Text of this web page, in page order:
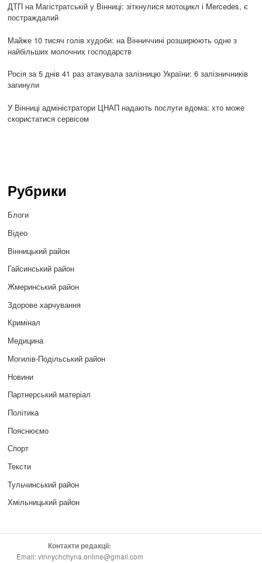
ДТП на Магістратській у Вінниці: зіткнулися мотоцикл і Mercedes, є
постраждалий
Майже 10 тисяч голів худоби: на Вінниччині розширюють одне з
найбільших молочних господарств
Росія за 5 днів 41 раз атакувала залізницю України: 6 залізничників
загинули
У Вінниці адміністратори ЦНАП надають послуги вдома: хто може
скористатися сервісом
Рубрики
Блоги
Відео
Вінницький район
Гайсинський район
Жмеринський район
Здорове харчування
Кримінал
Медицина
Могилів-Подільський район
Новини
Партнерський матеріал
Політика
Пояснюємо
Спорт
Тексти
Тульчинський район
Хмільницький район
Контакти редакції:
Email: vinnychchyna.online@gmail.com